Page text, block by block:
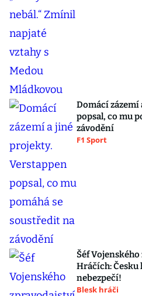
Domácí
popsal, co mu
závodění
F1 Sport
Šéf
Hráčích:
nebezpečí!
Blesk hráči